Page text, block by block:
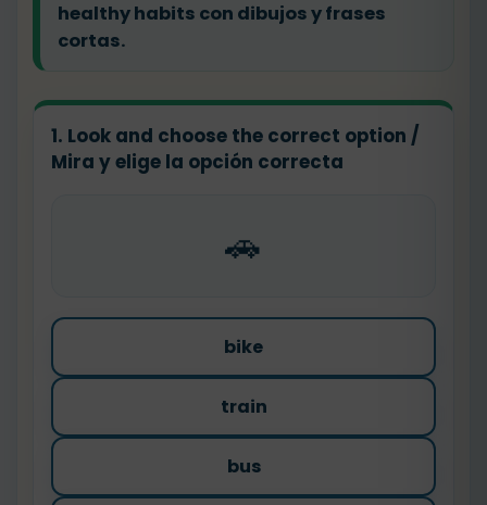
healthy habits con dibujos y frases
cortas.
1. Look and choose the correct option /
Mira y elige la opción correcta
🚗
bike
train
bus